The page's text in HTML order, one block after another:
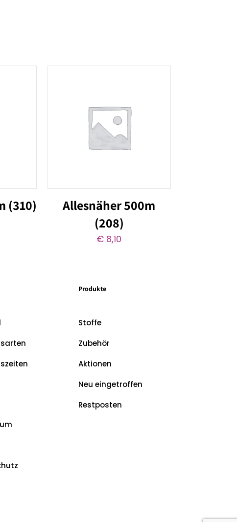
(310)
Allesnäher 500m
(208)
€ 8,10
Produkte
Stoffe
Zubehör
Aktionen
Neu eingetroffen
Restposten